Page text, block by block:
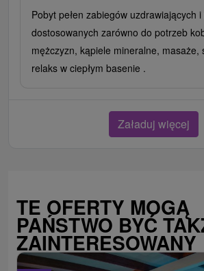
Pobyt pełen zabiegów uzdrawiających
dostosowanych zarówno do potrzeb
mężczyzn, kąpiele mineralne, masaże,
relaks w ciepłym basenie .
Załaduj więcej
TE OFERTY MOGĄ
PAŃSTWO BYĆ
ZAINTERESOWANY